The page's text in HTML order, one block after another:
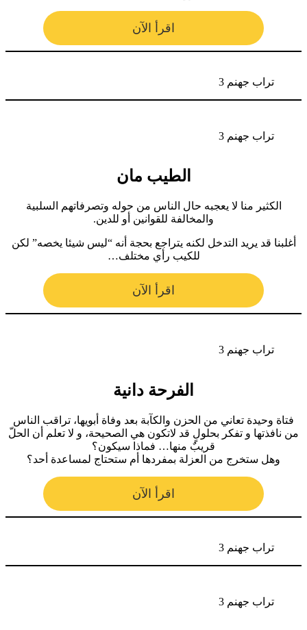
اقرأ الآن
تراب جهنم 3
تراب جهنم 3
الطيب مان
الكثير منا لا يعجبه حال الناس من حوله وتصرفاتهم السلبية
والمخالفة للقوانين أو للدين.
أغلبنا قد يريد التدخل لكنه يتراجع بحجة أنه “ليس شيئا يخصه” لكن
للكيب رأي مختلف…
اقرأ الآن
تراب جهنم 3
الفرحة دانية
فتاة وحيدة تعاني من الحزن والكآبة بعد وفاة أبويها، تراقب الناس
من نافذتها و تفكر بحلولٍ قد لاتكون هي الصحيحة، و لا تعلم أن الحلّ
قريبٌ منها… فماذا سيكون؟
وهل ستخرج من العزلة بمفردها أم ستحتاج لمساعدة أحد؟
اقرأ الآن
تراب جهنم 3
تراب جهنم 3